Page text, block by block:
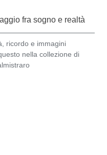
fra sogno e realtà
ricordo e immagini
nella collezione di